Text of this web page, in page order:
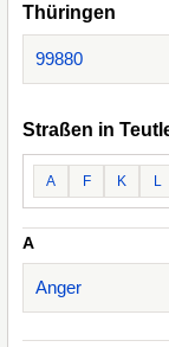
Thüringen
99880
Straßen in
A F K L
A
Anger